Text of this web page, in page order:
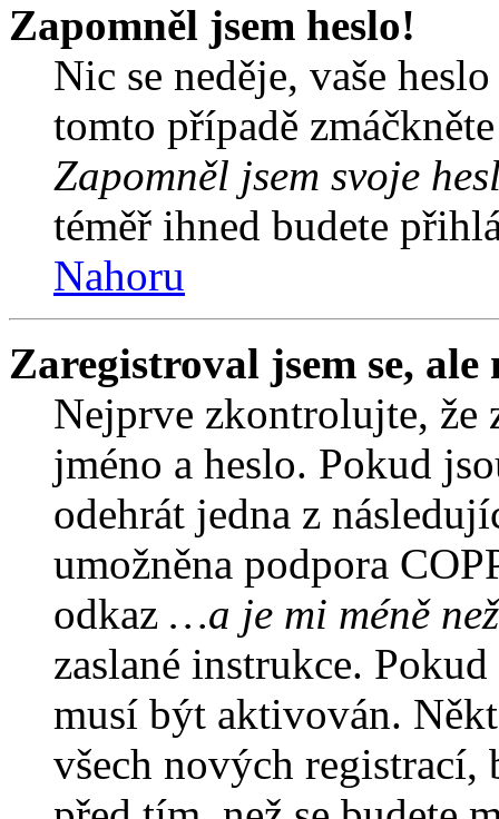
Zapomněl jsem heslo!
Nic se neděje, vaše
tomto případě
Zapomněl jsem svoje
téměř ihned budete
Nahoru
Zaregistroval jsem se,
Nejprve zkontrolujte, že
jméno a heslo. Pokud
odehrát jedna z
umožněna podpora
odkaz …a je mi méně
zaslané instrukce.
musí být aktivován.
všech nových